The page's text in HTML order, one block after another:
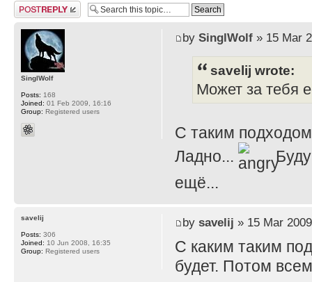
Post a reply
by SinglWolf» 15 Mar
savelij wrote:
Может за тебя
С таким
Ладно...
Буду
ещё...
SinglWolf
Posts: 168
Joined: 01 Feb 2009, 16:16
Group: Registered users
by savelij » 15 Mar
С каким таким
будет. Потом
savelij
Posts: 306
Joined: 10 Jun 2008, 16:35
Group: Registered users